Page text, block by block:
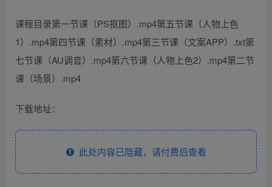
课程目录第一节课（PS抠图）.mp4第五节课（人物上色
1）.mp4第四节课（素材）.mp4第三节课（文案APP）.txt第
七节课（AU调音）.mp4第六节课（人物上色2）.mp4第二节
课（场景）.mp4
下载地址：
此处内容已隐藏，请付费后查看